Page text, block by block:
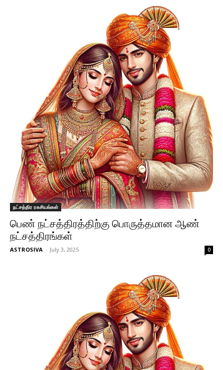
நட்சத்திர ரகசியங்கள்
பெண் நட்சத்திரத்திற்கு பொருத்தமான ஆண்
நட்சத்திரங்கள்
ASTROSIVA - July 3, 2025 0